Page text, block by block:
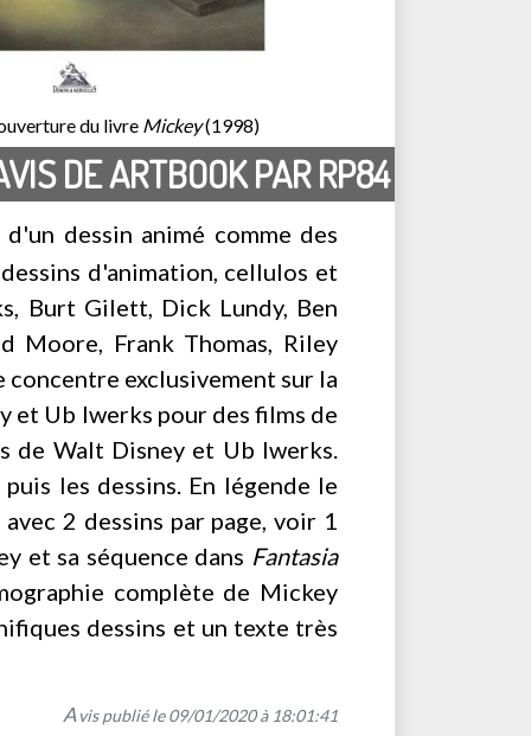
du livre Mickey(1998)
DE ARTBOOK PAR RP84
dessin animé comme des
d'animation, cellulos et
Burt Gilett, Dick Lundy, Ben
Moore, Frank Thomas, Riley
concentre exclusivement sur la
et Ub Iwerks pour des films de
de Walt Disney et Ub Iwerks.
les dessins. En légende le
2 dessins par page, voir 1
et sa séquence dans Fantasia
complète de Mickey
dessins et un texte très
A vis publié le 09/01/2020 à 18:01:41